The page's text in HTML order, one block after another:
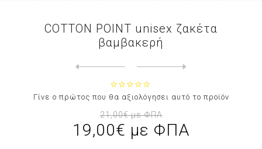
COTTON POINT unisex ζακέτα
βαμβακερή
Γίνε ο πρώτος που θα αξιολόγησει αυτό το προϊόν
21,00€ με ΦΠΑ
19,00€ με ΦΠΑ